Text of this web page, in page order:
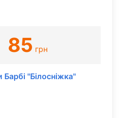
85 грн
"Білосніжка"